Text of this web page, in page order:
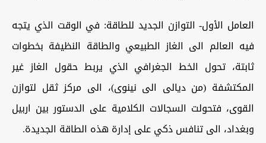
العامل الأول- التوازن الجديد للطاقة: في الوقت الذي يتجه
فيه العالم الى الغاز الطبيعي والطاقة النظيفة بخطوات
ثابتة، تحول الخط الجغرافي الذي يربط حقول الغاز غير
المكتشفة (من ديالى الى نينوى)، الى مركز ثقل لتوازن
القوى، فتحولت السجالات الكلامية على الدستور بين اربيل
وبغداد، الى تنافس ذكي على إدارة هذه الطاقة الجديدة.